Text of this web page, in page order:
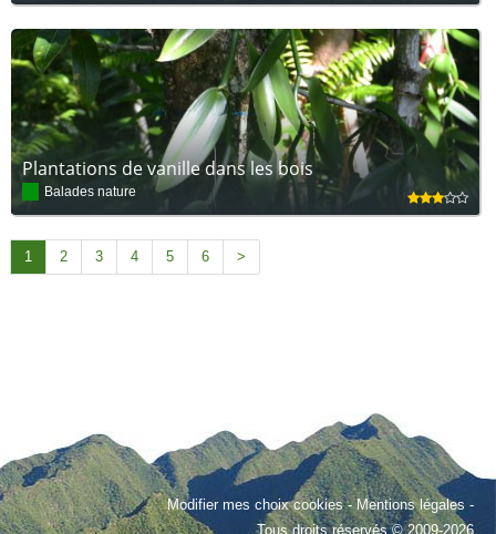
Plantations de vanille dans les bois
Balades nature
1 2 3 4 5 6 >
Modifier mes choix cookies-Mentions légales -
Tous droits réservés © 2009-2026